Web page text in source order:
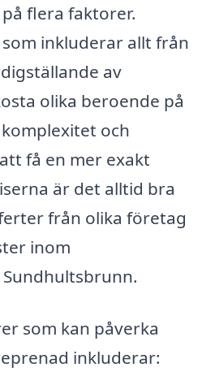
flera faktorer.
inkluderar allt från
av
olika beroende på
och
få en mer exakt
är det alltid bra
från olika företag
inom
som kan påverka
inkluderar: